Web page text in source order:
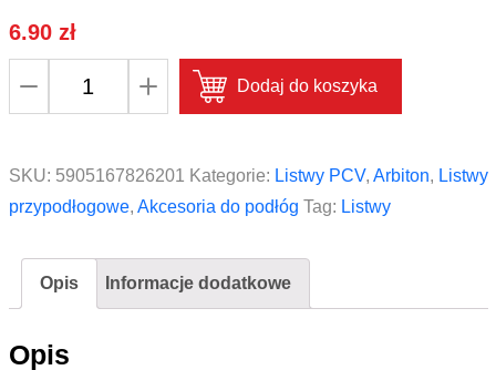
6.90 zł
listwy
60
Dąb
112
Dodaj do koszyka
SKU: 5905167826201 Kategorie: Listwy PCV, Arbiton, Listwy
przypodłogowe, Akcesoria do podłóg Tag: Listwy
Opis Informacje dodatkowe
Opis